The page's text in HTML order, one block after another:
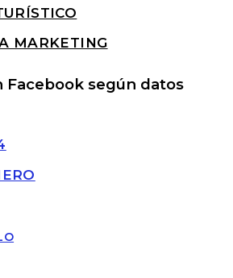
MARKETING
Facebook según datos